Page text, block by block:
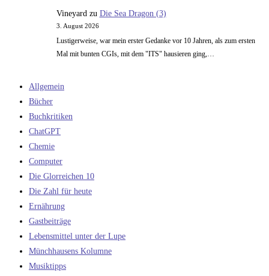
Vineyard zu Die Sea Dragon (3)
3. August 2026
Lustigerweise, war mein erster Gedanke vor 10 Jahren, als zum ersten
Mal mit bunten CGIs, mit dem "ITS" hausieren ging,…
Allgemein
Bücher
Buchkritiken
ChatGPT
Chemie
Computer
Die Glorreichen 10
Die Zahl für heute
Ernährung
Gastbeiträge
Lebensmittel unter der Lupe
Münchhausens Kolumne
Musiktipps